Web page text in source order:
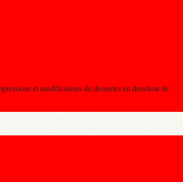
et modifications de dessertes en direction de